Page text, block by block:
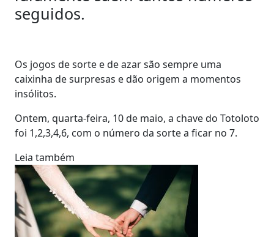
seguidos.
Os jogos de sorte e de azar são sempre uma
caixinha de surpresas e dão origem a momentos
insólitos.
Ontem, quarta-feira, 10 de maio, a chave do Totoloto
foi 1,2,3,4,6, com o número da sorte a ficar no 7.
Leia também